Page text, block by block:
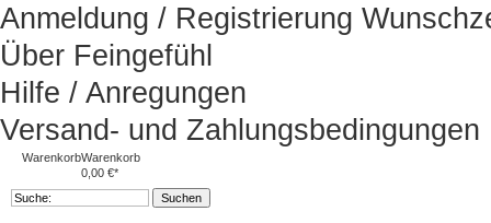
Anmeldung / Registrierung
Über Feingefühl
Hilfe / Anregungen
Versand- und Zahlungsbedingungen
WarenkorbWarenkorb
0,00 €*